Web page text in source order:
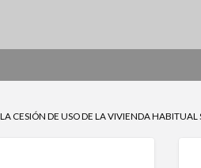
CESIÓN DE USO DE LA VIVIENDA HABITUAL